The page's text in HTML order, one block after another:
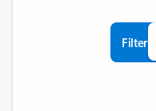
Filter